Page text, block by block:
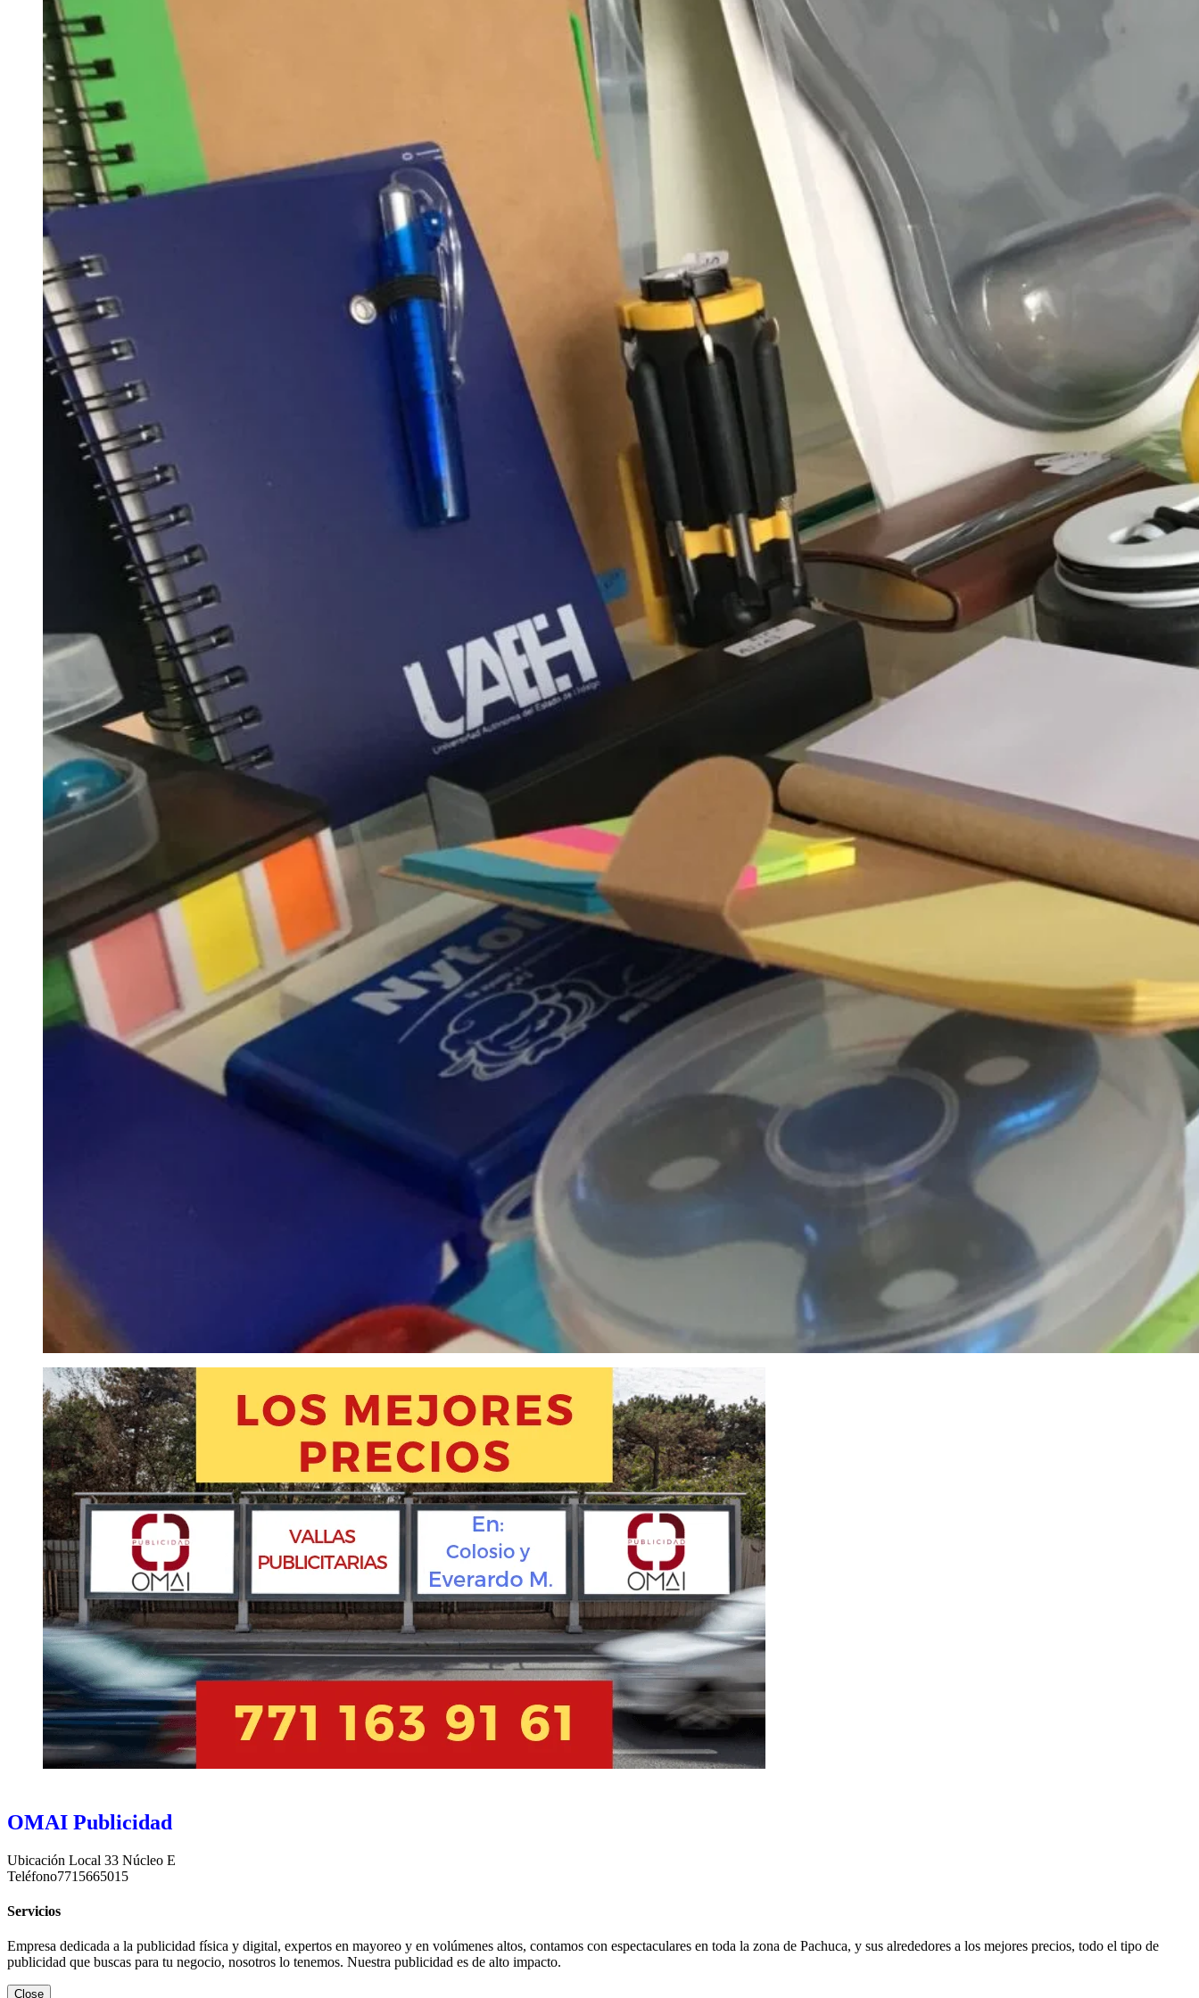
OMAI Publicidad
Ubicación Local 33 Núcleo E
Teléfono7715665015
Servicios
Empresa dedicada a la publicidad física y digital, expertos en mayoreo y en volúmenes altos, contamos con espectaculares en toda la zona de Pachuca, y sus alrededores a los mejores precios, todo el tipo de
publicidad que buscas para tu negocio, nosotros lo tenemos. Nuestra publicidad es de alto impacto.
Close